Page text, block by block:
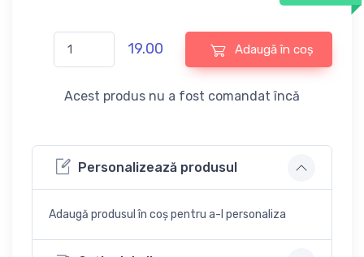
19.00 Adaugă în coș
Acest produs nu a fost comandat încă
Personalizează produsul
Adaugă produsul în coș pentru a-l personaliza